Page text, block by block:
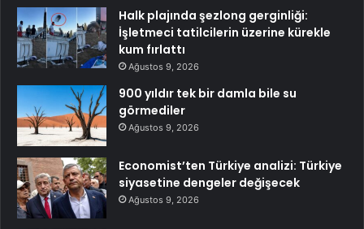
Halk plajında şezlong gerginliği:
İşletmeci tatilcilerin üzerine kürekle
kum fırlattı
Ağustos 9, 2026
900 yıldır tek bir damla bile su
görmediler
Ağustos 9, 2026
Economist’ten Türkiye analizi: Türkiye
siyasetine dengeler değişecek
Ağustos 9, 2026